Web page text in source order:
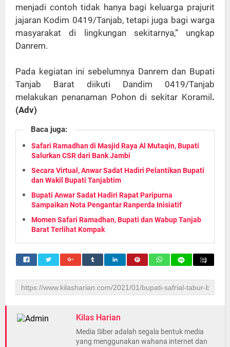
menjadi contoh tidak hanya bagi keluarga prajurit
jajaran Kodim 0419/Tanjab, tetapi juga bagi warga
masyarakat di lingkungan sekitarnya,” ungkap
Danrem.
Pada kegiatan ini sebelumnya Danrem dan Bupati
Tanjab Barat diikuti Dandim 0419/Tanjab
melakukan penanaman Pohon di sekitar Koramil .
(Adv)
Baca juga:
Safari Ramadhan di Masjid Raya Al Mutaqin, Bupati
Salurkan CSR dari Bank Jambi
Secara Virtual, Anwar Sadat Hadiri Pelantikan Bupati
dan Wakil Bupati Tanjabtim
Bupati Anwar Sadat Hadiri Rapat Paripurna
Sampaikan Nota Pengantar Ranperda Inisiatif
Momen Safari Ramadhan, Bupati dan Wabup Tanjab
Barat Terlihat Kompak
Kilas Harian
Media Siber adalah segala bentuk media
yang menggunakan wahana internet dan